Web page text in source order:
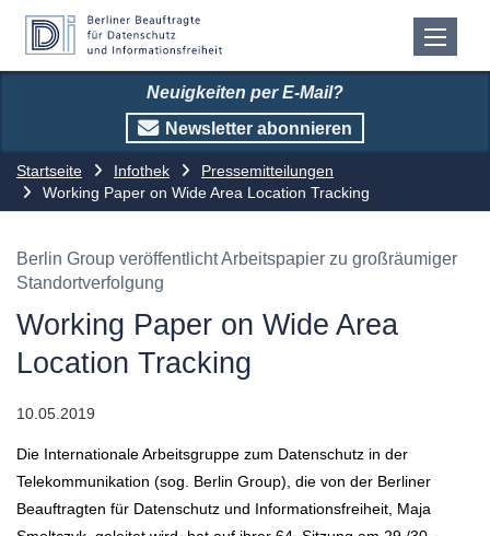
Neuigkeiten per E-Mail?
Newsletter abonnieren
Startseite Infothek
Pressemitteilungen
Working Paper on Wide Area Location Tracking
Berlin Group veröffentlicht Arbeitspapier zu großräumiger
Standortverfolgung
Working Paper on Wide Area
Location Tracking
10.05.2019
Die Internationale Arbeitsgruppe zum Datenschutz in der
Telekommunikation (sog. Berlin Group), die von der Berliner
Beauftragten für Datenschutz und Informationsfreiheit, Maja